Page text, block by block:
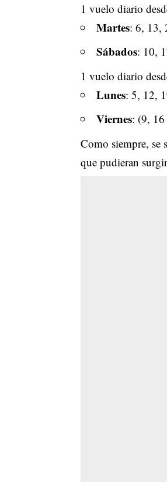
1 vuelo diario
Martes: 6, 13,
Sábados: 10,
1 vuelo diario
Lunes: 5, 12,
Viernes: (9,
Como siempre, se
que pudieran